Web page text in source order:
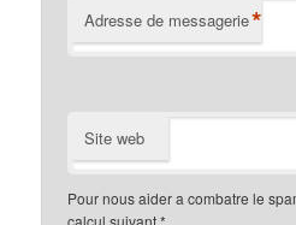
Adresse de messagerie*
Site web
Pour nous aider a combatre le